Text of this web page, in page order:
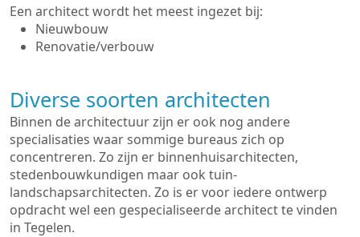
Een architect wordt het meest ingezet bij:
Nieuwbouw
Renovatie/verbouw
Diverse soorten architecten
Binnen de architectuur zijn er ook nog andere
specialisaties waar sommige bureaus zich op
concentreren. Zo zijn er binnenhuisarchitecten,
stedenbouwkundigen maar ook tuin-
landschapsarchitecten. Zo is er voor iedere ontwerp
opdracht wel een gespecialiseerde architect te vinden
in Tegelen.